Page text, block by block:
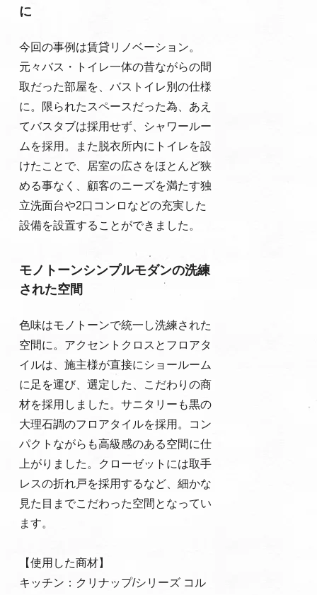
に
今回の事例は賃貸リノベーション。
元々バス・トイレ一体の昔ながらの間
取だった部屋を、バストイレ別の仕様
に。限られたスペースだった為、あえ
てバスタブは採用せず、シャワールー
ムを採用。また脱衣所内にトイレを設
けたことで、居室の広さをほとんど狭
める事なく、顧客のニーズを満たす独
立洗面台や2口コンロなどの充実した
設備を設置することができました。
モノトーンシンプルモダンの洗練
された空間
色味はモノトーンで統一し洗練された
空間に。アクセントクロスとフロアタ
イルは、施主様が直接にショールーム
に足を運び、選定した、こだわりの商
材を採用しました。サニタリーも黒の
大理石調のフロアタイルを採用。コン
パクトながらも高級感のある空間に仕
上がりました。​クローゼットには取手
レスの折れ戸を採用するなど、細かな
見た目までこだわった空間となってい
ます。
【使用した商材】
キッチン：クリナップ/シリーズ コル